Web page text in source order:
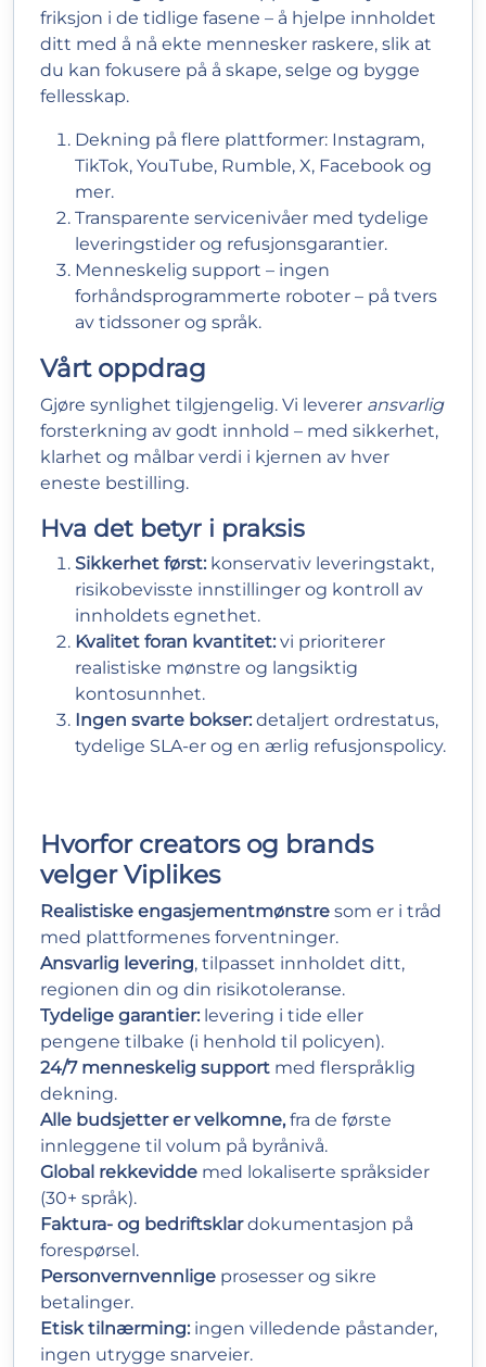
friksjon i de tidlige fasene – å hjelpe innholdet
ditt med å nå ekte mennesker raskere, slik at
du kan fokusere på å skape, selge og bygge
fellesskap.
Dekning på flere plattformer: Instagram,
TikTok, YouTube, Rumble, X, Facebook og
mer.
Transparente servicenivåer med tydelige
leveringstider og refusjonsgarantier.
Menneskelig support – ingen
forhåndsprogrammerte roboter – på tvers
av tidssoner og språk.
Vårt oppdrag
Gjøre synlighet tilgjengelig. Vi leverer ansvarlig
forsterkning av godt innhold – med sikkerhet,
klarhet og målbar verdi i kjernen av hver
eneste bestilling.
Hva det betyr i praksis
Sikkerhet først: konservativ leveringstakt,
risikobevisste innstillinger og kontroll av
innholdets egnethet.
Kvalitet foran kvantitet: vi prioriterer
realistiske mønstre og langsiktig
kontosunnhet.
Ingen svarte bokser: detaljert ordrestatus,
tydelige SLA-er og en ærlig refusjonspolicy.
Hvorfor creators og brands
velger Viplikes
Realistiske engasjementmønstre som er i tråd
med plattformenes forventninger.
Ansvarlig levering, tilpasset innholdet ditt,
regionen din og din risikotoleranse.
Tydelige garantier: levering i tide eller
pengene tilbake (i henhold til policyen).
24/7 menneskelig support med flerspråklig
dekning.
Alle budsjetter er velkomne, fra de første
innleggene til volum på byrånivå.
Global rekkevidde med lokaliserte språksider
(30+ språk).
Faktura- og bedriftsklardokumentasjon på
forespørsel.
Personvernvennlige prosesser og sikre
betalinger.
Etisk tilnærming: ingen villedende påstander,
ingen utrygge snarveier.